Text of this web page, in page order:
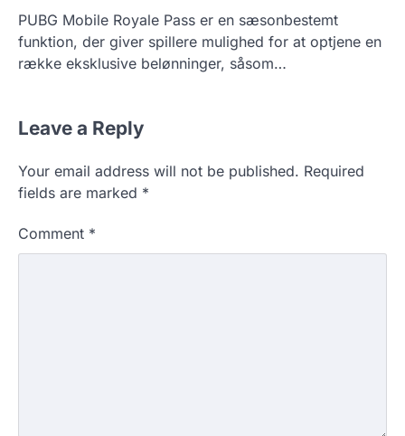
PUBG Mobile Royale Pass er en sæsonbestemt
funktion, der giver spillere mulighed for at optjene en
række eksklusive belønninger, såsom…
Leave a Reply
Your email address will not be published. Required
fields are marked *
Comment *